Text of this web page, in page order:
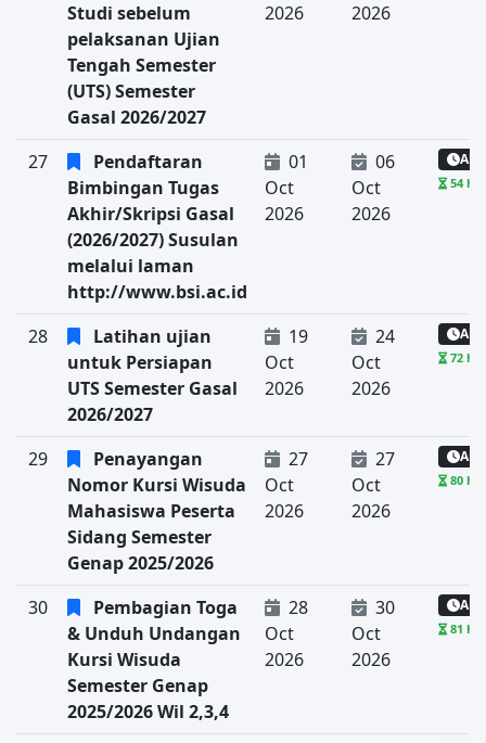
Studi sebelum
pelaksanan Ujian
Tengah Semester
(UTS) Semester
Gasal 2026/2027
2026
2026
27
Pendaftaran
Bimbingan Tugas
Akhir/Skripsi Gasal
(2026/2027) Susulan
melalui laman
http://www.bsi.ac.id
01
Oct
2026
06
Oct
2026
54
28
Latihan ujian
untuk Persiapan
UTS Semester Gasal
2026/2027
19
Oct
2026
24
Oct
2026
72
29
Penayangan
Nomor Kursi Wisuda
Mahasiswa Peserta
Sidang Semester
Genap 2025/2026
27
Oct
2026
27
Oct
2026
80
30
Pembagian Toga
& Unduh Undangan
Kursi Wisuda
Semester Genap
2025/2026 Wil 2,3,4
28
Oct
2026
30
Oct
2026
81